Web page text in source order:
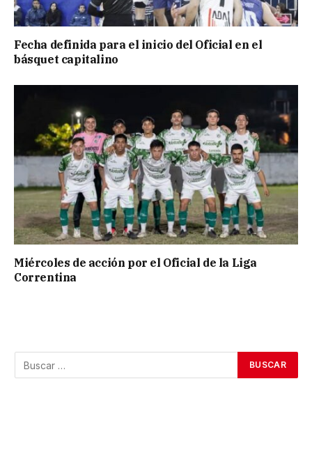
Fecha definida para el inicio del Oficial en el
básquet capitalino
Miércoles de acción por el Oficial de la Liga
Correntina